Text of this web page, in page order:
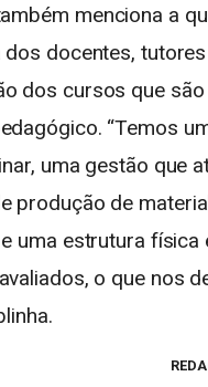
menciona a
dos docentes,
dos cursos que
“Temos
uma gestão que
produção de
uma estrutura física
o que nos